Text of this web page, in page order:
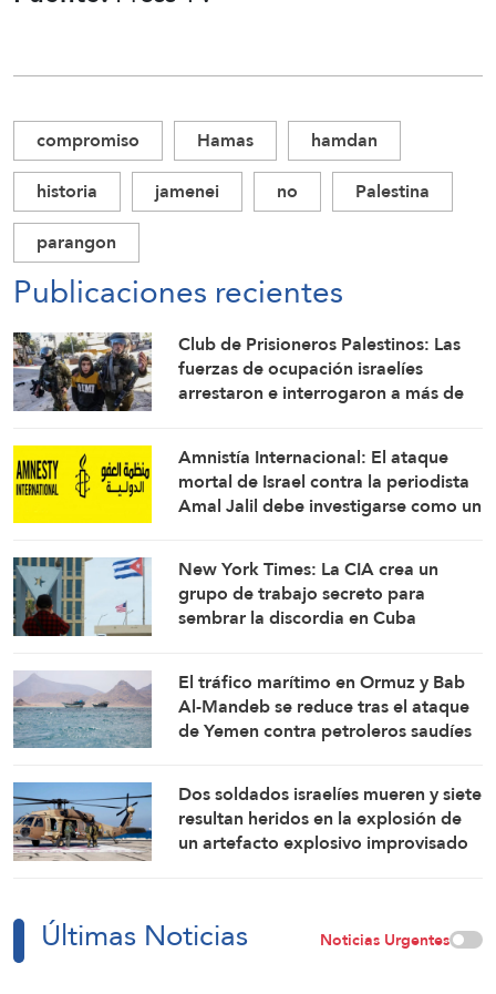
compromiso Hamas
hamdan
historia
jamenei no
Palestina
parangon
Publicaciones recientes
Club de Prisioneros Palestinos: Las
fuerzas de ocupación israelíes
arrestaron e interrogaron a más de
Amnistía Internacional: El ataque
mortal de Israel contra la periodista
Amal Jalil debe investigarse como un
New York Times: La CIA crea un
grupo de trabajo secreto para
sembrar la discordia en Cuba
El tráfico marítimo en Ormuz y Bab
Al-Mandeb se reduce tras el ataque
de Yemen contra petroleros saudíes
Dos soldados israelíes mueren y siete
resultan heridos en la explosión de
un artefacto explosivo improvisado
Últimas Noticias Noticias Urgentes